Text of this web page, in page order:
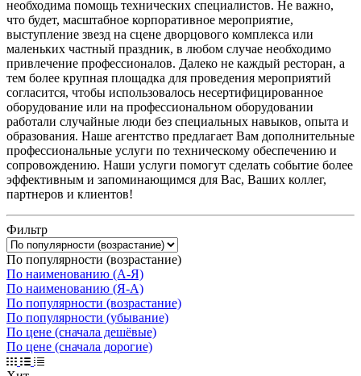
необходима помощь технических специалистов. Не важно,
что будет, масштабное корпоративное мероприятие,
выступление звезд на сцене дворцового комплекса или
маленьких частный праздник, в любом случае необходимо
привлечение профессионалов. Далеко не каждый ресторан, а
тем более крупная площадка для проведения мероприятий
согласится, чтобы использовалось несертифицированное
оборудование или на профессиональном оборудовании
работали случайные люди без специальных навыков, опыта и
образования. Наше агентство предлагает Вам дополнительные
профессиональные услуги по техническому обеспечению и
сопровождению. Наши услуги помогут сделать событие более
эффективным и запоминающимся для Вас, Ваших коллег,
партнеров и клиентов!
Фильтр
По популярности (возрастание)
По наименованию (А-Я)
По наименованию (Я-А)
По популярности (возрастание)
По популярности (убывание)
По цене (сначала дешёвые)
По цене (сначала дорогие)